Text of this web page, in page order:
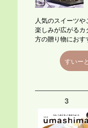
人気のスイーツ
楽しみが広がる
方の贈り物におす
すいー
3